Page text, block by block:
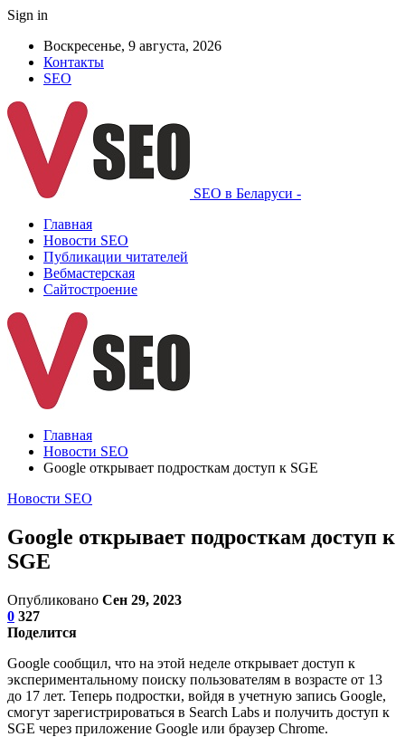
Sign in
Воскресенье, 9 августа, 2026
Контакты
SEO
SEO в Беларуси -
Главная
Новости SEO
Публикации читателей
Вебмастерская
Сайтостроение
Главная
Новости SEO
Google открывает подросткам доступ к SGE
Новости SEO
Google открывает подросткам доступ к
SGE
Опубликовано Сен 29, 2023
0 327
Поделится
Google сообщил, что на этой неделе открывает доступ к
экспериментальному поиску пользователям в возрасте от 13
до 17 лет. Теперь подростки, войдя в учетную запись Google,
смогут зарегистрироваться в Search Labs и получить доступ к
SGE через приложение Google или браузер Chrome.